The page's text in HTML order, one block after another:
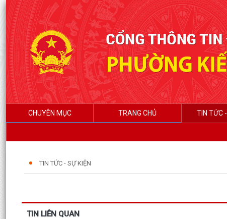
CHUYÊN MỤC TRANG CHỦ TIN TỨC
TIN TỨC - SỰ KIỆN
TIN LIÊN QUAN